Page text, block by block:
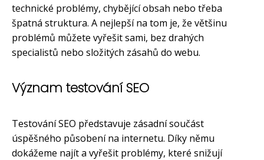
technické problémy, chybějící obsah nebo třeba
špatná struktura. A nejlepší na tom je, že většinu
problémů můžete vyřešit sami, bez drahých
specialistů nebo složitých zásahů do webu.
Význam testování SEO
Testování SEO představuje zásadní součást
úspěšného působení na internetu. Díky němu
dokážeme najít a vyřešit problémy, které snižují